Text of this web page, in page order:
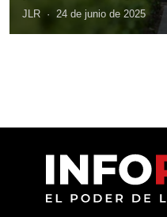
JLR · 24 de junio de 2025